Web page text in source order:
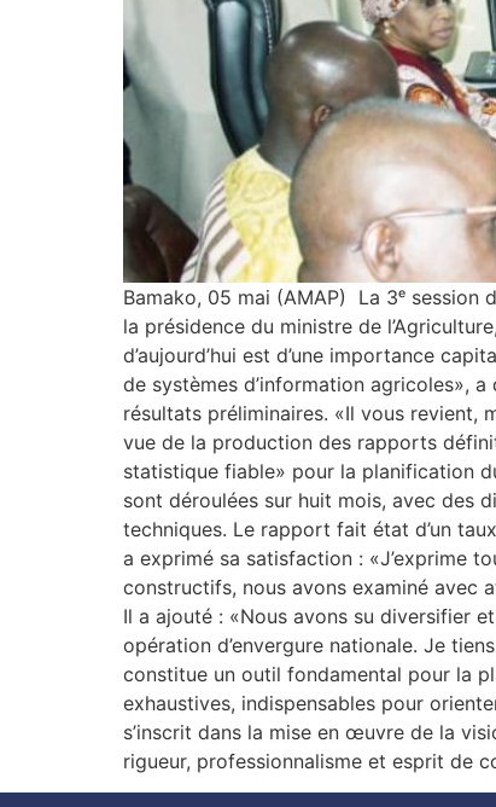
Bamako, 05 mai (AMAP) La 3ᵉ session
la présidence du ministre de
d’aujourd’hui est d’une importance
de systèmes d’information agricoles»,
résultats préliminaires. «Il vous revient,
vue de la production des rapports
statistique fiable» pour la planification
sont déroulées sur huit mois, avec des
techniques. Le rapport fait état d’un
a exprimé sa satisfaction : «J’exprime
constructifs, nous avons examiné avec
Il a ajouté : «Nous avons su diversifier
opération d’envergure nationale. Je
constitue un outil fondamental pour la
exhaustives, indispensables pour
s’inscrit dans la mise en œuvre de la
rigueur, professionnalisme et esprit de